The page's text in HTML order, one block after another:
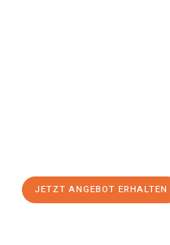
JETZT ANGEBOT ERHALTEN